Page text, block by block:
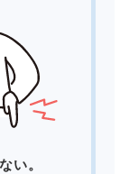
い。